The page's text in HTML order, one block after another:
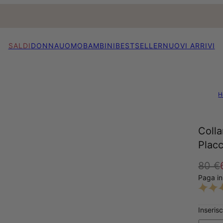
SALDIDONNAUOMOBAMBINIBESTSELLERNUOVI ARRIVI
80 €
Paga